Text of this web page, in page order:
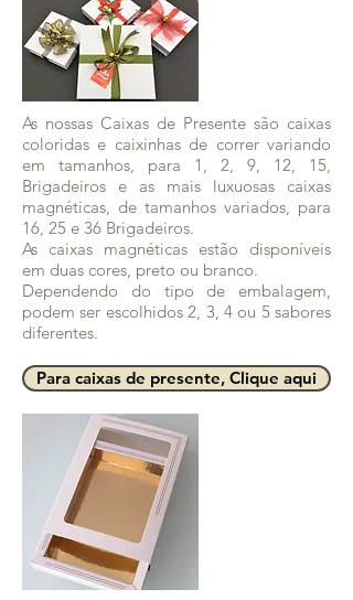
As nossas Caixas de Presente são caixas
coloridas e caixinhas de correr variando
em tamanhos, para 1, 2, 9, 12, 15,
Brigadeiros e as mais luxuosas caixas
magnéticas, de tamanhos variados, para
16, 25 e 36 Brigadeiros.
As caixas magnéticas estão disponíveis
em duas cores, preto ou branco.
Dependendo do tipo de embalagem,
podem ser escolhidos 2, 3, 4 ou 5 sabores
diferentes.
Para caixas de presente, Clique aqui